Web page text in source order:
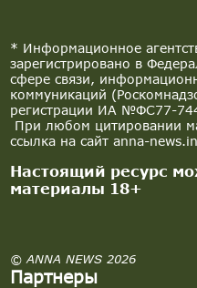
* Информационное
зарегистрировано в
сфере связи,
коммуникаций
регистрации ИА №ФС77-
При любом цитировании
ссылка на сайт anna-
Настоящий ресурс
материалы 18+
© ANNA NEWS 2026
Партнеры